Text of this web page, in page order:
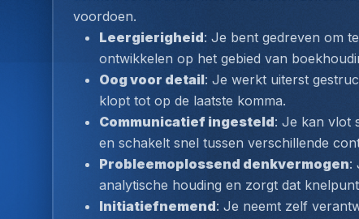
voordoen.
Leergierigheid: Je bent gedreven om
ontwikkelen op het gebied van
Oog voor detail: Je werkt uiterst
klopt tot op de laatste komma.
Communicatief ingesteld: Je kan vlot
en schakelt snel tussen verschillende
Probleemoplossend denkvermogen:
analytische houding en zorgt dat
Initiatiefnemend: Je neemt zelf